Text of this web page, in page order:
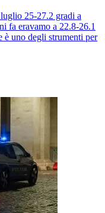
25-27.2 gradi a
fa eravamo a 22.8-26.1
è uno degli strumenti per